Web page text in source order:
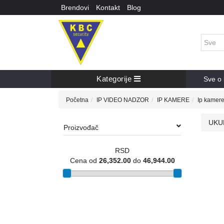
Brendovi Kontakt Blog
Kategorije Sve o
Početna IP VIDEO NADZOR IP KAMERE Ip
Proizvođač
RSD
Cena od 26,352.00do 46,944.00